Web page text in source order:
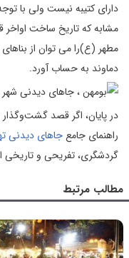
دارای کتیبه نیست ولی با
دماوند به حساب آورد.
در پایان، اگر قصد گشت‌وگذار
راهنمای جامعجاهای دیدنی
گردشگری، تفریحی و تاریخی
مطالب مرتبط